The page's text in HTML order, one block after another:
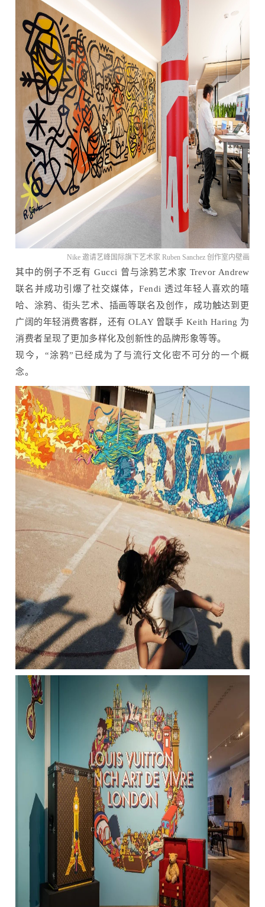
Nike 邀请艺峰国际旗下艺术家 Ruben Sanchez 创作室内壁画
其中的例子不乏有 Gucci 曾与涂鸦艺术家 Trevor Andrew
联名并成功引爆了社交媒体，Fendi 透过年轻人喜欢的嘻
哈、涂鸦、街头艺术、插画等联名及创作，成功触达到更
广阔的年轻消费客群，还有 OLAY 曾联手 Keith Haring 为
消费者呈现了更加多样化及创新性的品牌形象等等。
现今，“涂鸦”已经成为了与流行文化密不可分的一个概
念。